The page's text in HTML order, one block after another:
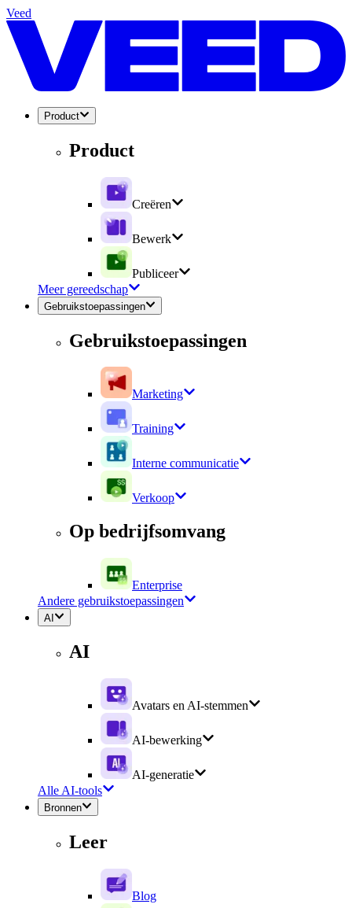
Veed
Product
Product
Creëren
Bewerk
Publiceer
Meer gereedschap
Gebruikstoepassingen
Gebruikstoepassingen
Marketing
Training
Interne communicatie
Verkoop
Op bedrijfsomvang
Enterprise
Andere gebruikstoepassingen
AI
AI
Avatars en AI-stemmen
AI-bewerking
AI-generatie
Alle AI-tools
Bronnen
Leer
Blog